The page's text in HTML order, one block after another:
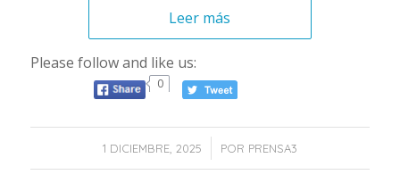
Leer más
Please follow and like us:
0
1 DICIEMBRE, 2025
/ POR PRENSA3